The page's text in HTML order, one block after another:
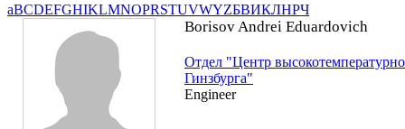
aBCDEFGHIKLMNOPRSTUVWYZБВИКЛНРЧ
Borisov Andrei Eduardovich
Отдел "Центр
Гинзбурга"
Engineer